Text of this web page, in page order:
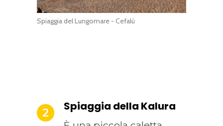
Spiaggia del Lungomare - Cefalù
2 Spiaggia della Kalura